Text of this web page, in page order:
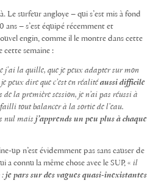
Le surfeur angloye – qui s’est mis à fond
ans – s’est équipé récemment et
engin, comme il le montre dans cette
cette semaine :
j’ai la quille, que je peux adapter sur mon
peux dire que c’est en réalité aussi difficile
de la première session, je n’ai pas réussi à
failli tout balancer à la sortie de l’eau.
nul mais j’apprends un peu plus à chaque
up n’est évidemment pas sans causer de
a connu la même chose avec le SUP, « il
: je pars sur des vagues quasi-inexistantes